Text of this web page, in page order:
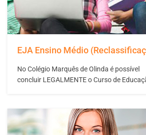
EJA Ensino Médio
No Colégio Marquês de Olinda é possível
concluir LEGALMENTE o Curso de
A conclusão desta etapa da educação é
condição indispensável para conseguir um